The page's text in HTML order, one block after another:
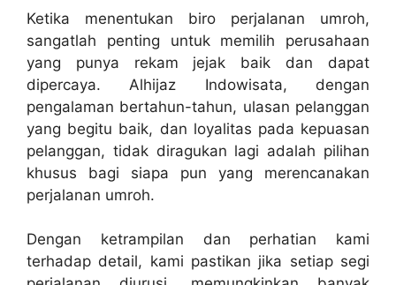
Ketika menentukan biro perjalanan umroh,
sangatlah penting untuk memilih perusahaan
yang punya rekam jejak baik dan dapat
dipercaya. Alhijaz Indowisata, dengan
pengalaman bertahun-tahun, ulasan pelanggan
yang begitu baik, dan loyalitas pada kepuasan
pelanggan, tidak diragukan lagi adalah pilihan
khusus bagi siapa pun yang merencanakan
perjalanan umroh.
Dengan ketrampilan dan perhatian kami
terhadap detail, kami pastikan jika setiap segi